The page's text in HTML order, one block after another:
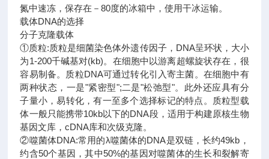
氮中速冻，保存在－80度的冰箱中，使用干冰运输。
载体DNA的选择
分子克隆载体
①质粒:质粒是细菌染色体外遗传因子，DNA呈环状，大小
为1-200千碱基对(kb)。在细胞中以游离超螺旋状存在，很
容易制备。质粒DNA可通过转化引入寄主菌。在细胞中有
两种状态，一是"紧密型";二是"松弛型"。此外还应具有分
子量小，易转化，有一至多个选择标记的特点。质粒型载
体一般只能携带10kb以下的DNA段，适用于构建原核生物
基因文库，cDNA库和次级克隆。
②噬菌体DNA:常用的λ噬菌体的DNA是双链，长约49kb，
约含50个基因，其中50%的基因对噬菌体的生长和裂解寄